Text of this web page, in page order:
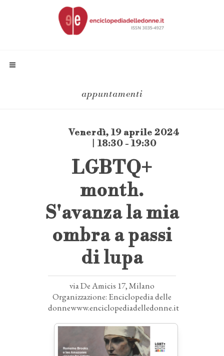
appuntamenti
Venerdì, 19 aprile 2024
| 18:30 - 19:30
LGBTQ+
month.
S'avanza la mia
ombra a passi
di lupa
via De Amicis 17, Milano
Organizzazione: Enciclopedia delle
donnewww.enciclopediadelledonne.it